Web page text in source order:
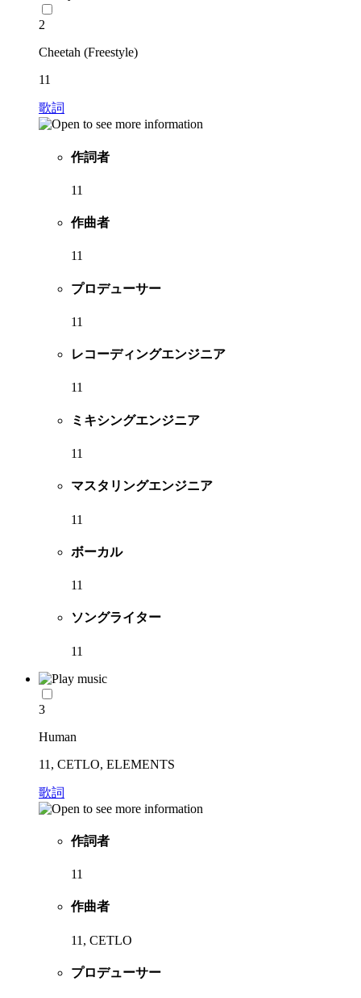
2
Cheetah (Freestyle)
11
歌詞
作詞者
11
作曲者
11
プロデューサー
11
レコーディングエンジニア
11
ミキシングエンジニア
11
マスタリングエンジニア
11
ボーカル
11
ソングライター
11
3
Human
11, CETLO, ELEMENTS
歌詞
作詞者
11
作曲者
11, CETLO
プロデューサー